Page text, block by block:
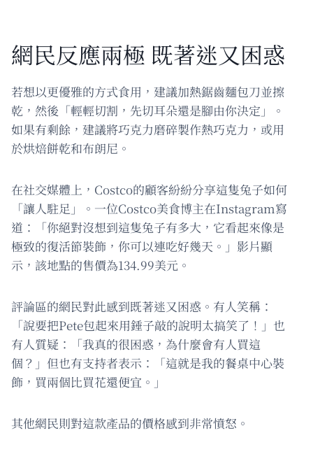
網民反應兩極 既著迷又困惑
若想以更優雅的方式食用，建議加熱鋸齒麵包刀並擦
乾，然後「輕輕切割，先切耳朵還是腳由你決定」。
如果有剩餘，建議將巧克力磨碎製作熱巧克力，或用
於烘焙餅乾和布朗尼。
在社交媒體上，Costco的顧客紛紛分享這隻兔子如何
「讓人駐足」。一位Costco美食博主在Instagram寫
道：「你絕對沒想到這隻兔子有多大，它看起來像是
極致的復活節裝飾，你可以連吃好幾天。」影片顯
示，該地點的售價為134.99美元。
評論區的網民對此感到既著迷又困惑。有人笑稱：
「說要把Pete包起來用錘子敲的說明太搞笑了！」也
有人質疑：「我真的很困惑，為什麼會有人買這
個？」但也有支持者表示：「這就是我的餐桌中心裝
飾，買兩個比買花還便宜。」
其他網民則對這款產品的價格感到非常憤怒。